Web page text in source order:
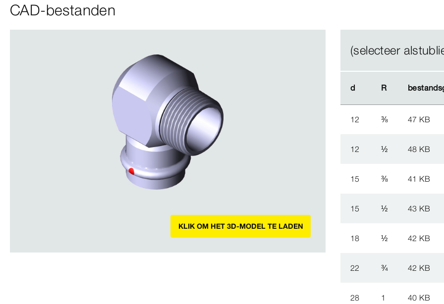
CAD-bestanden
KLIK OM HET 3D-MODEL TE LADEN
(selecteer
d R
d R
12 ⅜ 47 KB
12 ½ 48 KB
15 ⅜ 41 KB
15 ½ 43 KB
18 ½ 42 KB
22 ¾ 42 KB
28 1 40 KB